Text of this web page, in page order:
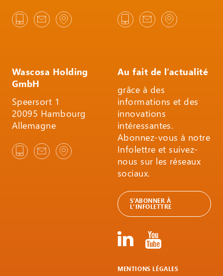
Wascosa Holding
GmbH
Speersort 1
20095 Hambourg
Allemagne
Au fait de l’actualité
grâce à des
informations et des
innovations
intéressantes.
Abonnez-vous à notre
Infolettre et suivez-
nous sur les réseaux
sociaux.
S’ABONNER À
L'INFOLETTRE
MENTIONS LÉGALES